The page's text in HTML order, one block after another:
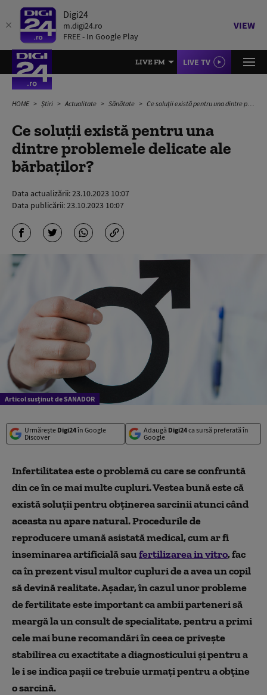
Digi24
m.digi24.ro
FREE - In Google Play
VIEW
LIVE FM LIVE TV
HOME Știri Actualitate Sănătate Ce soluții există pentru una dintre problemele delicate ale bărbaților?
Ce soluții există pentru una
dintre problemele delicate ale
bărbaților?
Data actualizării:23.10.2023 10:07
Data publicării:23.10.2023 10:07
Articol susținut de SANADOR
Urmărește Digi24în Google
Discover
Adaugă Digi24ca sursă preferată în
Google
Infertilitatea este o problemă cu care se confruntă
din ce în ce mai multe cupluri. Vestea bună este că
există soluții pentru obținerea sarcinii atunci când
aceasta nu apare natural. Procedurile de
reproducere umană asistată medical, cum ar fi
inseminarea artificială saufertilizarea in vitro, fac
ca în prezent visul multor cupluri de a avea un copil
să devină realitate. Așadar, în cazul unor probleme
de fertilitate este important ca ambii parteneri să
meargă la un consult de specialitate, pentru a primi
cele mai bune recomandări în ceea ce privește
stabilirea cu exactitate a diagnosticului și pentru a
le i se indica pașii ce trebuie urmați pentru a obține
o sarcină.